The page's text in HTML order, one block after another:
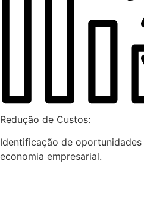
Redução de Custos:
Identificação de
economia empresarial.